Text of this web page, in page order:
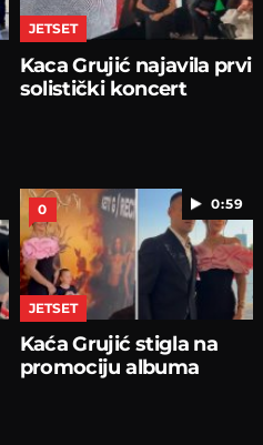
JETSET
Kaca Grujić najavila prvi
solistički koncert
0:59
0
JETSET
Kaća Grujić stigla na
promociju albuma